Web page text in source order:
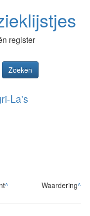
register
Zoeken
La's
^ Waardering^